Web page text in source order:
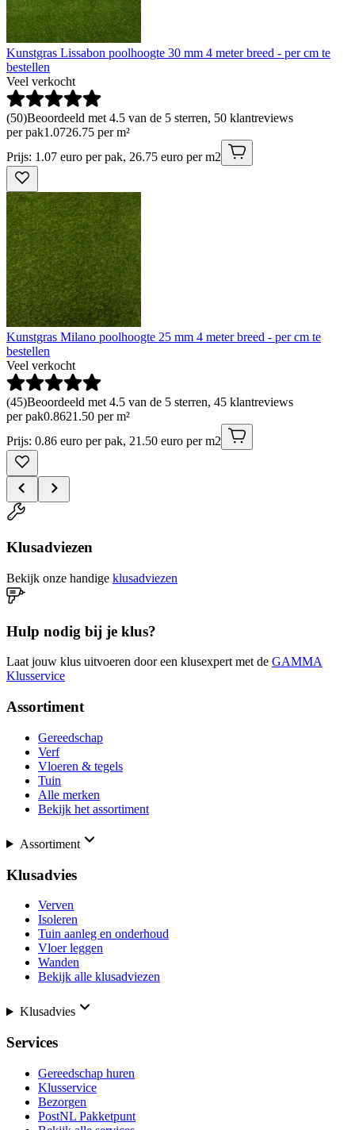
Kunstgras Lissabon poolhoogte 30 mm 4 meter breed - per cm te
bestellen
Veel verkocht
(50)Beoordeeld met 4.5 van de 5 sterren, 50 klantreviews
per pak1 .0726.75 per m²
Prijs: 1.07 euro per pak, 26.75 euro per m2
Kunstgras Milano poolhoogte 25 mm 4 meter breed - per cm te
bestellen
Veel verkocht
(45)Beoordeeld met 4.5 van de 5 sterren, 45 klantreviews
per pak0.8621.50 per m²
Prijs: 0.86 euro per pak, 21.50 euro per m2
Klusadviezen
Bekijk onze handige klusadviezen
Hulp nodig bij je klus?
Laat jouw klus uitvoeren door een klusexpert met de GAMMA
Klusservice
Assortiment
Gereedschap
Verf
Vloeren & tegels
Tuin
Alle merken
Bekijk het assortiment
Assortiment
Klusadvies
Verven
Isoleren
Tuin aanleg en onderhoud
Vloer leggen
Wanden
Bekijk alle klusadviezen
Klusadvies
Services
Gereedschap huren
Klusservice
Bezorgen
PostNL Pakketpunt